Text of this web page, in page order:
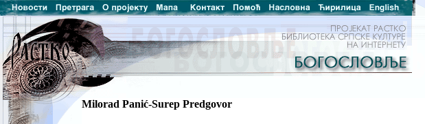
Milorad Panić-Surep Predgovor